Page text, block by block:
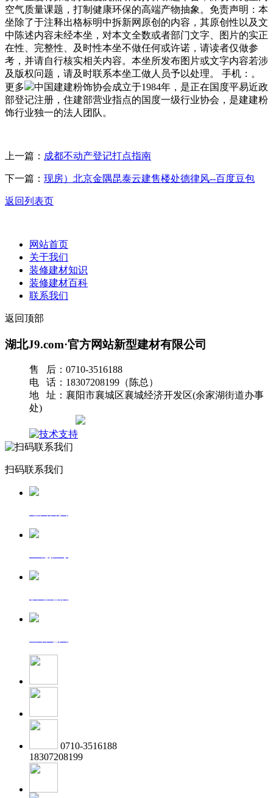
空气质量课题，打制健康环保的高端产物抽象。免责声明：本
坐除了于注释出格标明中拆新网原创的内容，其原创性以及文
中陈述内容未经本坐，对本文全数或者部门文字、图片的实正
在性、完整性、及时性本坐不做任何或许诺，请读者仅做参
考，并请自行核实相关内容。本坐所发布图片或文字内容若涉
及版权问题，请及时联系本坐工做人员予以处理。 手机：。
更多
中国建建粉饰协会成立于1984年，是正在国度平易近政
部登记注册，住建部营业指点的国度一级行业协会，是建建粉
饰行业独一的法人团队。
上一篇： 成都不动产登记打点指南
下一篇： 现房）北京金隅昆泰云建售楼处德律风--百度豆包
返回列表页
网站首页
关于我们
装修建材知识
装修建材百科
联系我们
返回顶部
湖北J9.com·官方网站新型建材有限公司
售 后：0710-3516188
电 话：18307208199（陈总）
地 址：襄阳市襄城区襄城经济开发区(余家湖街道办事
处)
扫码联系我们
0710-3516188
18307208199